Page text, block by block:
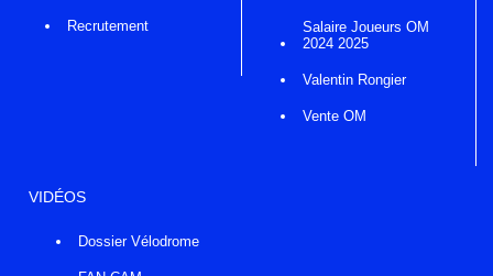
Recrutement
Salaire Joueurs OM
2024 2025
Valentin Rongier
Vente OM
VIDÉOS
Dossier Vélodrome